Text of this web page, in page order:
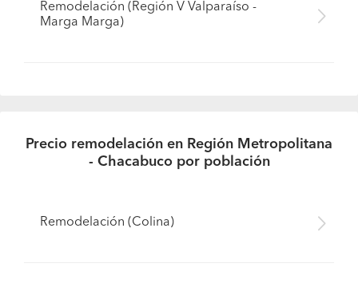
Remodelación (Región V Valparaíso -
Marga Marga)
Precio remodelación en Región Metropolitana
- Chacabuco por población
Remodelación (Colina)